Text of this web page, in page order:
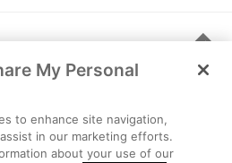
ルート
を見る
My Personal
to enhance site navigation,
in our marketing efforts.
about your use of our